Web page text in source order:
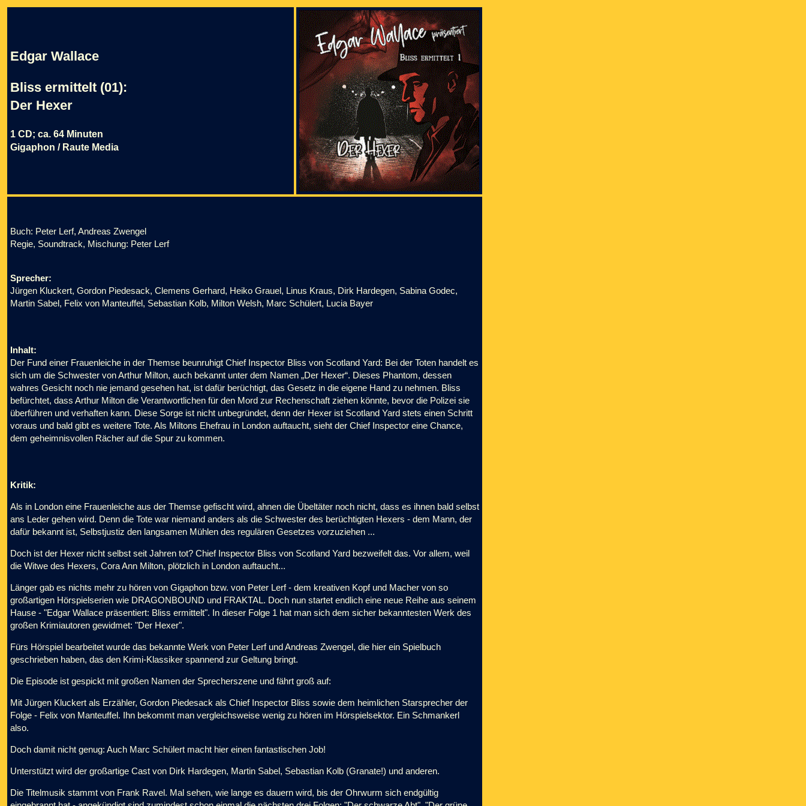
Edgar Wallace
Bliss ermittelt (01):
Der Hexer
1 CD; ca. 64 Minuten
Gigaphon / Raute Media
Buch: Peter Lerf, Andreas Zwengel
Regie, Soundtrack, Mischung: Peter Lerf
Sprecher:
Jürgen Kluckert, Gordon Piedesack, Clemens Gerhard, Heiko Grauel, Linus Kraus, Dirk Hardegen, Sabina Godec,
Martin Sabel, Felix von Manteuffel, Sebastian Kolb, Milton Welsh, Marc Schülert, Lucia Bayer
Inhalt:
Der Fund einer Frauenleiche in der Themse beunruhigt Chief Inspector Bliss von Scotland Yard: Bei der Toten handelt es
sich um die Schwester von Arthur Milton, auch bekannt unter dem Namen „Der Hexer“. Dieses Phantom, dessen
wahres Gesicht noch nie jemand gesehen hat, ist dafür berüchtigt, das Gesetz in die eigene Hand zu nehmen. Bliss
befürchtet, dass Arthur Milton die Verantwortlichen für den Mord zur Rechenschaft ziehen könnte, bevor die Polizei sie
überführen und verhaften kann. Diese Sorge ist nicht unbegründet, denn der Hexer ist Scotland Yard stets einen Schritt
voraus und bald gibt es weitere Tote. Als Miltons Ehefrau in London auftaucht, sieht der Chief Inspector eine Chance,
dem geheimnisvollen Rächer auf die Spur zu kommen.
Kritik:
Als in London eine Frauenleiche aus der Themse gefischt wird, ahnen die Übeltäter noch nicht, dass es ihnen bald selbst
ans Leder gehen wird. Denn die Tote war niemand anders als die Schwester des berüchtigten Hexers - dem Mann, der
dafür bekannt ist, Selbstjustiz den langsamen Mühlen des regulären Gesetzes vorzuziehen ...
Doch ist der Hexer nicht selbst seit Jahren tot? Chief Inspector Bliss von Scotland Yard bezweifelt das. Vor allem, weil
die Witwe des Hexers, Cora Ann Milton, plötzlich in London auftaucht...
Länger gab es nichts mehr zu hören von Gigaphon bzw. von Peter Lerf - dem kreativen Kopf und Macher von so
großartigen Hörspielserien wie DRAGONBOUND und FRAKTAL. Doch nun startet endlich eine neue Reihe aus seinem
Hause - "Edgar Wallace präsentiert: Bliss ermittelt". In dieser Folge 1 hat man sich dem sicher bekanntesten Werk des
großen Krimiautoren gewidmet: "Der Hexer".
Fürs Hörspiel bearbeitet wurde das bekannte Werk von Peter Lerf und Andreas Zwengel, die hier ein Spielbuch
geschrieben haben, das den Krimi-Klassiker spannend zur Geltung bringt.
Die Episode ist gespickt mit großen Namen der Sprecherszene und fährt groß auf:
Mit Jürgen Kluckert als Erzähler, Gordon Piedesack als Chief Inspector Bliss sowie dem heimlichen Starsprecher der
Folge - Felix von Manteuffel. Ihn bekommt man vergleichsweise wenig zu hören im Hörspielsektor. Ein Schmankerl
also.
Doch damit nicht genug: Auch Marc Schülert macht hier einen fantastischen Job!
Unterstützt wird der großartige Cast von Dirk Hardegen, Martin Sabel, Sebastian Kolb (Granate!) und anderen.
Die Titelmusik stammt von Frank Ravel. Mal sehen, wie lange es dauern wird, bis der Ohrwurm sich endgültig